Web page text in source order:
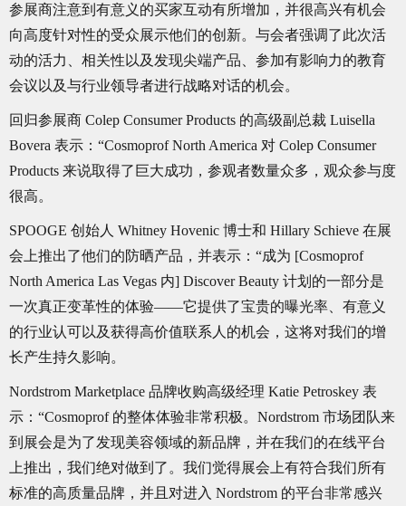
参展商注意到有意义的买家互动有所增加，并很高兴有机会
向高度针对性的受众展示他们的创新。与会者强调了此次活
动的活力、相关性以及发现尖端产品、参加有影响力的教育
会议以及与行业领导者进行战略对话的机会。
回归参展商 Colep Consumer Products 的高级副总裁 Luisella
Bovera 表示：“Cosmoprof North America 对 Colep Consumer
Products 来说取得了巨大成功，参观者数量众多，观众参与度
很高。
SPOOGE 创始人 Whitney Hovenic 博士和 Hillary Schieve 在展
会上推出了他们的防晒产品，并表示：“成为 [Cosmoprof
North America Las Vegas 内] Discover Beauty 计划的一部分是
一次真正变革性的体验——它提供了宝贵的曝光率、有意义
的行业认可以及获得高价值联系人的机会，这将对我们的增
长产生持久影响。
Nordstrom Marketplace 品牌收购高级经理 Katie Petroskey 表
示：“Cosmoprof 的整体体验非常积极。Nordstrom 市场团队来
到展会是为了发现美容领域的新品牌，并在我们的在线平台
上推出，我们绝对做到了。我们觉得展会上有符合我们所有
标准的高质量品牌，并且对进入 Nordstrom 的平台非常感兴